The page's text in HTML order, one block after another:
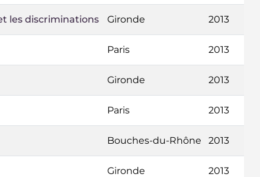
les discriminations Gironde 2013
Paris 2013
Gironde 2013
Paris 2013
Bouches-du-Rhône 2013
Gironde 2013